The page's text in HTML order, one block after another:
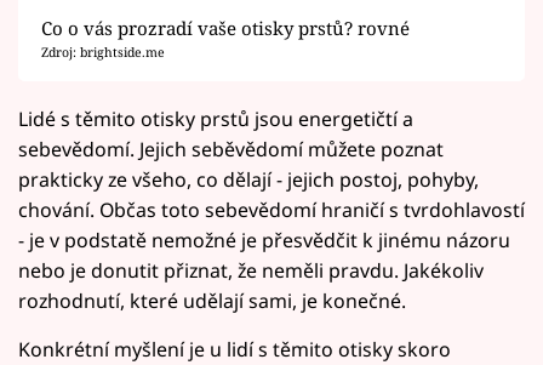
Co o vás prozradí vaše otisky prstů? rovné
Zdroj: brightside.me
Lidé s těmito otisky prstů jsou energetičtí a
sebevědomí. Jejich seběvědomí můžete poznat
prakticky ze všeho, co dělají - jejich postoj, pohyby,
chování. Občas toto sebevědomí hraničí s tvrdohlavostí
- je v podstatě nemožné je přesvědčit k jinému názoru
nebo je donutit přiznat, že neměli pravdu. Jakékoliv
rozhodnutí, které udělají sami, je konečné.
Konkrétní myšlení je u lidí s těmito otisky skoro